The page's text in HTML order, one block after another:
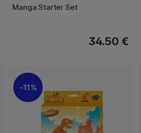
Manga Starter Set
34.50 €
11%